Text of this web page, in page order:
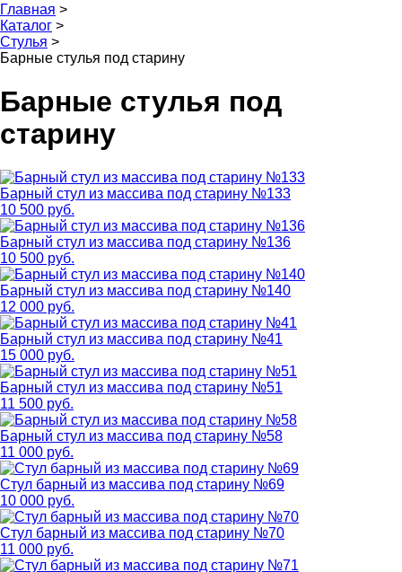
Главная >
Каталог >
Стулья >
Барные стулья под старину
Барные стулья под
старину
Барный стул из массива под старину №133
10 500 руб.
Барный стул из массива под старину №136
10 500 руб.
Барный стул из массива под старину №140
12 000 руб.
Барный стул из массива под старину №41
15 000 руб.
Барный стул из массива под старину №51
11 500 руб.
Барный стул из массива под старину №58
11 000 руб.
Стул барный из массива под старину №69
10 000 руб.
Стул барный из массива под старину №70
11 000 руб.